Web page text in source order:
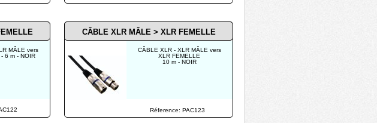
Réference: PAC123
CÂBLE XLR MÂLE > XLR FEMELLE
CÂBLE XLR - XLR MÂLE vers
XLR FEMELLE
10 m - NOIR
MÂLE vers
6 m - NOIR